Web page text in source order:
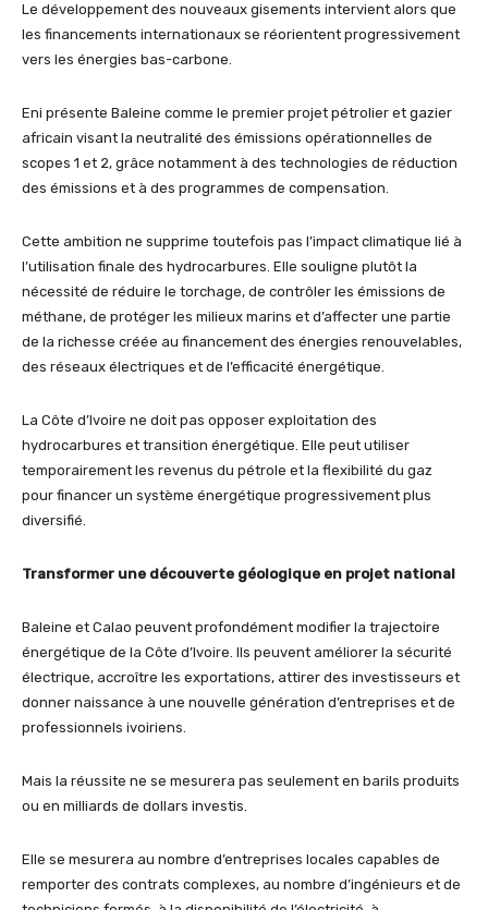
Le développement des nouveaux gisements intervient alors que
les financements internationaux se réorientent progressivement
vers les énergies bas-carbone.
Eni présente Baleine comme le premier projet pétrolier et gazier
africain visant la neutralité des émissions opérationnelles de
scopes 1 et 2, grâce notamment à des technologies de réduction
des émissions et à des programmes de compensation.
Cette ambition ne supprime toutefois pas l’impact climatique lié à
l’utilisation finale des hydrocarbures. Elle souligne plutôt la
nécessité de réduire le torchage, de contrôler les émissions de
méthane, de protéger les milieux marins et d’affecter une partie
de la richesse créée au financement des énergies renouvelables,
des réseaux électriques et de l’efficacité énergétique.
La Côte d’Ivoire ne doit pas opposer exploitation des
hydrocarbures et transition énergétique. Elle peut utiliser
temporairement les revenus du pétrole et la flexibilité du gaz
pour financer un système énergétique progressivement plus
diversifié.
Transformer une découverte géologique en projet national
Baleine et Calao peuvent profondément modifier la trajectoire
énergétique de la Côte d’Ivoire. Ils peuvent améliorer la sécurité
électrique, accroître les exportations, attirer des investisseurs et
donner naissance à une nouvelle génération d’entreprises et de
professionnels ivoiriens.
Mais la réussite ne se mesurera pas seulement en barils produits
ou en milliards de dollars investis.
Elle se mesurera au nombre d’entreprises locales capables de
remporter des contrats complexes, au nombre d’ingénieurs et de